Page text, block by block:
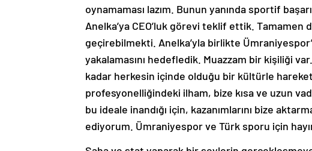
oynamaması lazım. Bunun yanında sportif
Anelka’ya CEO’luk görevi teklif ettik.
geçirebilmekti. Anelka’yla birlikte
yakalamasını hedefledik. Muazzam bir kişiliği
kadar herkesin içinde olduğu bir kültürle
profesyonelliğindeki ilham, bize kısa ve uzun
bu ideale inandığı için, kazanımlarını bize
ediyorum. Ümraniyespor ve Türk sporu için